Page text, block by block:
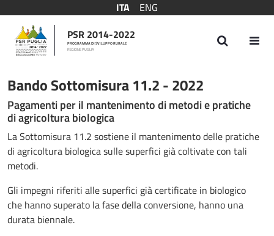
ITA
ENG
PSR 2014-2022
PROGRAMMA DI SVILUPPO RURALE
REGIONE PUGLIA
Bando Sottomisura 11.2 - 2022
Bando Sottomisura 11.2 - 2022
Pagamenti per il mantenimento di metodi e pratiche
di agricoltura biologica
La Sottomisura 11.2 sostiene il mantenimento delle pratiche
di agricoltura biologica sulle superfici già coltivate con tali
metodi.
Gli impegni riferiti alle superfici già certificate in biologico
che hanno superato la fase della conversione, hanno una
durata biennale.